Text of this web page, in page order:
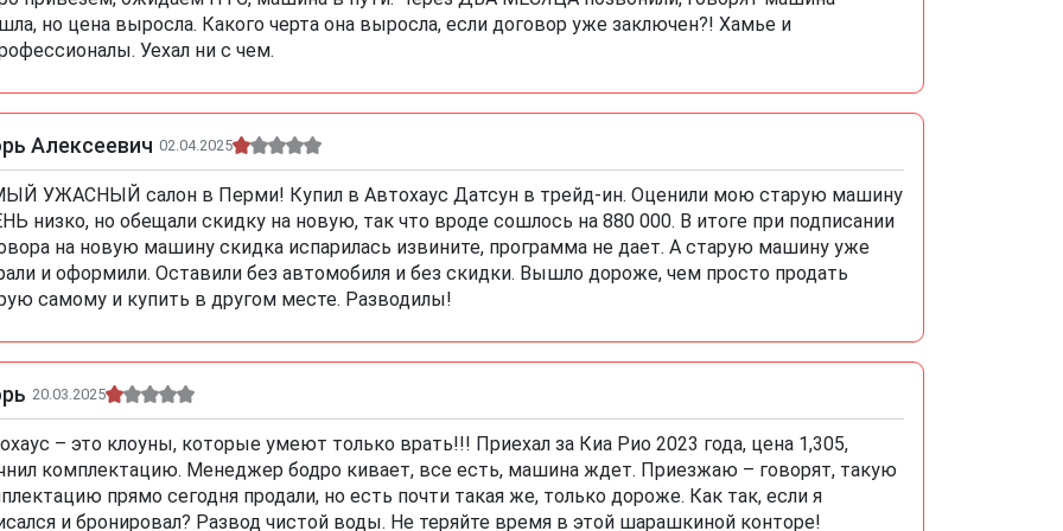
но цена выросла. Какого черта она выросла, если договор уже заключен?! Хамье и
Уехал ни с чем.
Алексеевич 02.04.2025
УЖАСНЫЙ салон в Перми! Купил в Автохаус Датсун в трейд-ин. Оценили мою старую машину
низко, но обещали скидку на новую, так что вроде сошлось на 880 000. В итоге при подписании
на новую машину скидка испарилась извините, программа не дает. А старую машину уже
и оформили. Оставили без автомобиля и без скидки. Вышло дороже, чем просто продать
самому и купить в другом месте. Разводилы!
20.03.2025
– это клоуны, которые умеют только врать!!! Приехал за Киа Рио 2023 года, цена 1,305,
комплектацию. Менеджер бодро кивает, все есть, машина ждет. Приезжаю – говорят, такую
прямо сегодня продали, но есть почти такая же, только дороже. Как так, если я
и бронировал? Развод чистой воды. Не теряйте время в этой шарашкиной конторе!